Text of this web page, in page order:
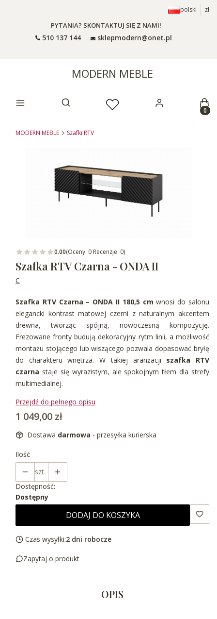
polski zł
PYTANIA? SKONTAKTUJ SIĘ Z NAMI!
510 137 144 sklepmodern@onet.pl
MODERN MEBLE
Otwórz wyszukiwarkę
MODERN MEBLE Szafki RTV
0.00(Oceny: 0 Recenzje: 0)
Szafka RTV Czarna - ONDA II
C
Szafka RTV Czarna – ONDA II 180,5 cm wnosi do salonu
elegancki kontrast matowej czerni z naturalnym akcentem
drewna, tworząc spójną, nowoczesną kompozycję.
Frezowane fronty budują dekoracyjny rytm linii, a możliwość
montażu stojącego lub wiszącego pozwala dopasować bryłę
do charakteru wnętrza. W takiej aranżacji szafka RTV
czarna staje się wyrazistym, ale spokojnym tłem dla strefy
multimedialnej.
Przejdź do pełnego opisu
Cena
1 049,00 zł
Dostawa darmowa - przesyłka kurierska
Ilość
szt.
Dostępność:
Dostępny
DODAJ DO KOSZYKA
Czas wysyłki:2 dni robocze
Zapytaj o produkt
OPIS